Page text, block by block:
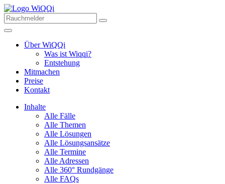
Über WiQQi
Was ist Wiqqi?
Entstehung
Mitmachen
Preise
Kontakt
Inhalte
Alle Fälle
Alle Themen
Alle Lösungen
Alle Lösungsansätze
Alle Termine
Alle Adressen
Alle 360° Rundgänge
Alle FAQs